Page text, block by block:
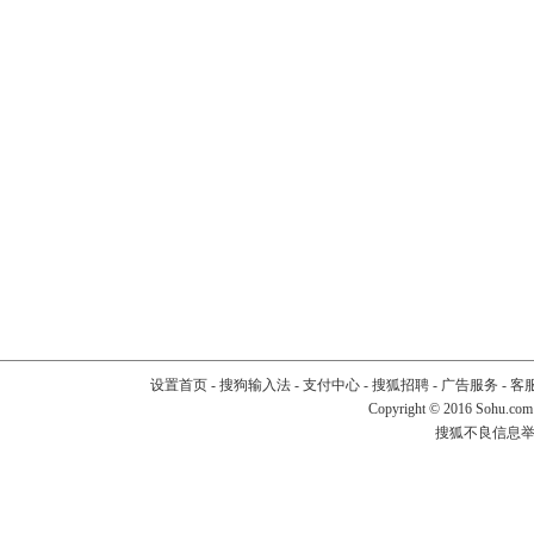
设置首页- 搜狗输入法- 支付中心- 搜狐招聘- 广告服务 - 客
Copyright © 2016
搜狐不良信息